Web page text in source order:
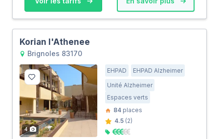
Korian l'Athenee
Brignoles 83170
4
EHPAD
EHPAD Alzheimer
Unité Alzheimer
Espaces verts
84 places
4.5 (2)